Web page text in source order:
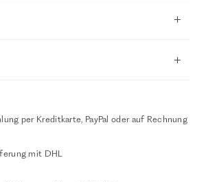
per Kreditkarte, PayPal oder auf Rechnung
mit DHL